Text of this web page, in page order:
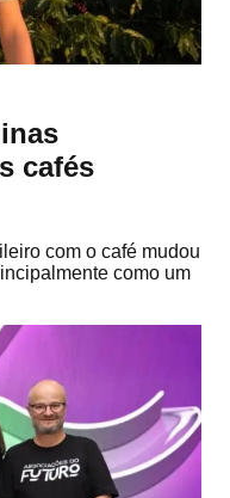
cafés
com o café mudou
como um